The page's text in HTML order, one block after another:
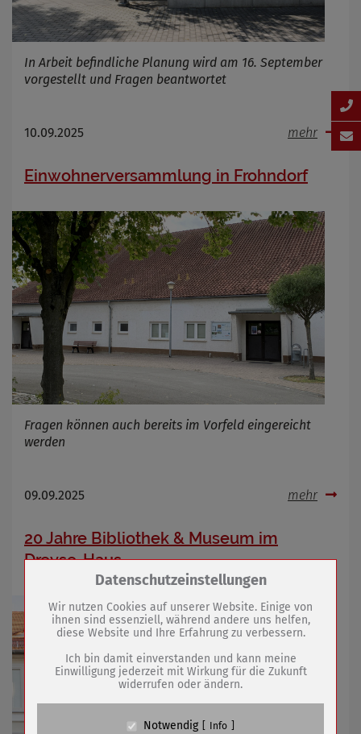
In Arbeit befindliche Planung wird am 16. September
vorgestellt und Fragen beantwortet
10.09.2025 mehr
Einwohnerversammlung in Frohndorf
Fragen können auch bereits im Vorfeld eingereicht
werden
09.09.2025 mehr
20 Jahre Bibliothek & Museum im
Dreyse-Haus
Zum Betrieb der Seite notwendige Cookies /
Name
PHP Session Cookie
Anbieter
Eigentümer dieser Website (Wenko-
Wenselaar GmbH & Co. KG)
Absicherung Kontaktformular / SPAM
Datenschutzeinstellungen
Wir nutzen Cookies auf unserer Website. Einige von
ihnen sind essenziell, während andere uns helfen,
diese Website und Ihre Erfahrung zu verbessern.
Ich bin damit einverstanden und kann meine
Einwilligung jederzeit mit Wirkung für die Zukunft
widerrufen oder ändern.
Notwendig Info